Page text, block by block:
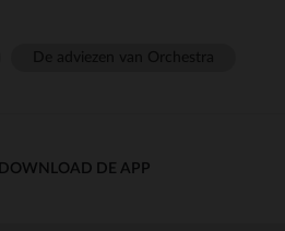
DOWNLOAD DE APP